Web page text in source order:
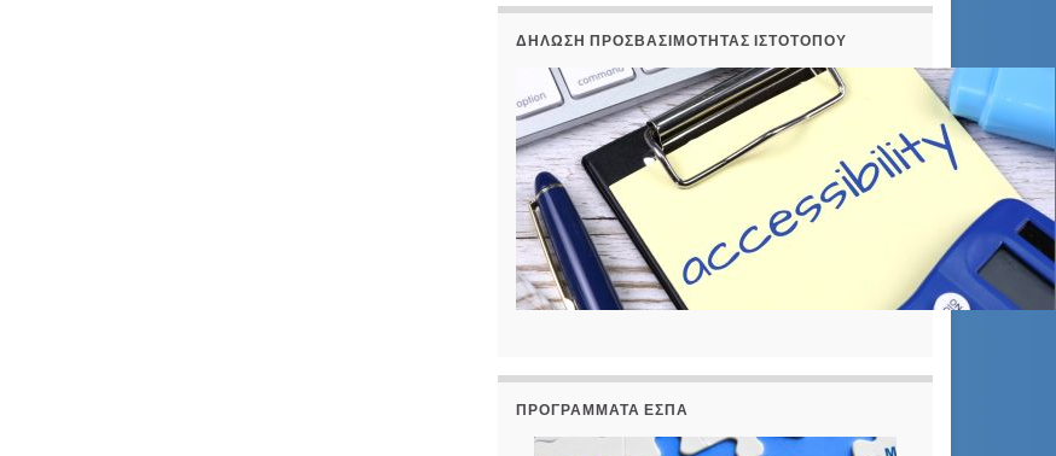
ΔΉΛΩΣΗ ΠΡΟΣΒΑΣΙΜΌΤΗΤΑΣ ΙΣΤΟΤΌΠΟΥ
ΠΡΟΓΡΆΜΜΑΤΑ ΕΣΠΑ